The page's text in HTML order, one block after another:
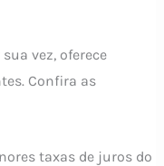
vez, oferece
Confira as
taxas de juros do